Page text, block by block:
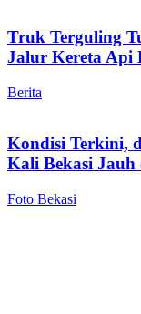
Truk Terguling
Jalur Kereta Api
Berita
Kondisi Terkini,
Kali Bekasi
Foto Bekasi